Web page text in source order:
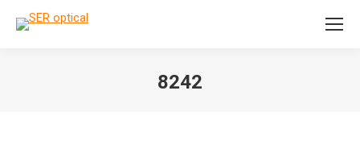
Search:
8242